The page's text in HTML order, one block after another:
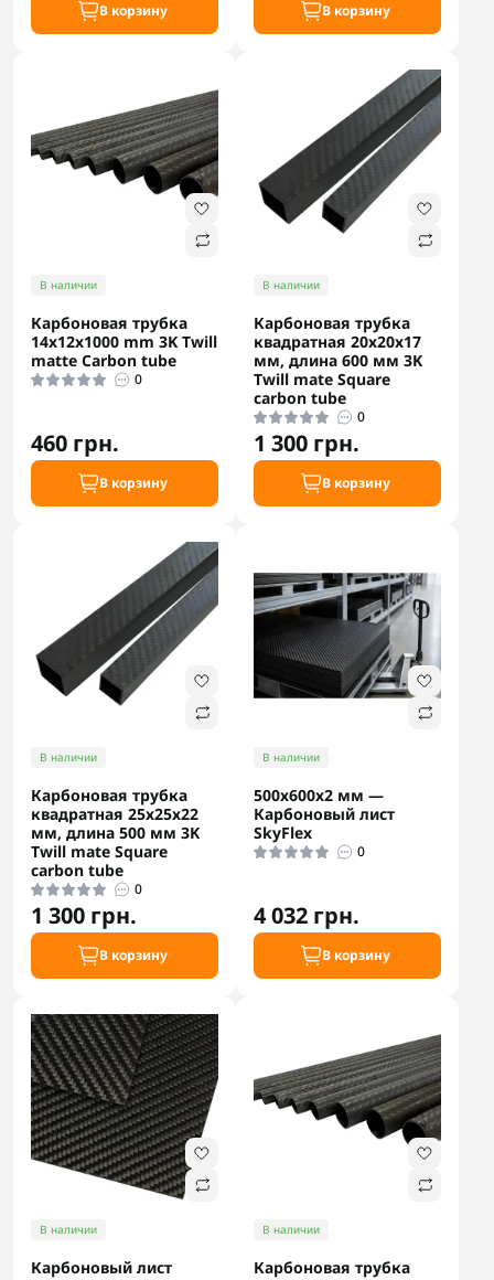
В корзину В корзину
В наличии
Карбоновая трубка
14x12x1000 mm 3K Twill
matte Carbon tube
0
460 грн.
В корзину
В наличии
Карбоновая трубка
квадратная 20х20х17
мм, длина 600 мм 3K
Twill mate Square
carbon tube
0
1 300 грн.
В корзину
В наличии
Карбоновая трубка
квадратная 25х25х22
мм, длина 500 мм 3K
Twill mate Square
carbon tube
0
1 300 грн.
В корзину
В наличии
500х600х2 мм —
Карбоновый лист
SkyFlex
0
4 032 грн.
В корзину
В наличии
Карбоновый лист
В наличии
Карбоновая трубка